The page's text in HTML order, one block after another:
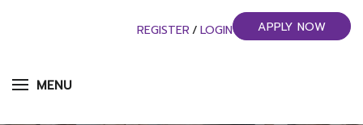
MENU
REGISTER / LOGIN APPLY NOW